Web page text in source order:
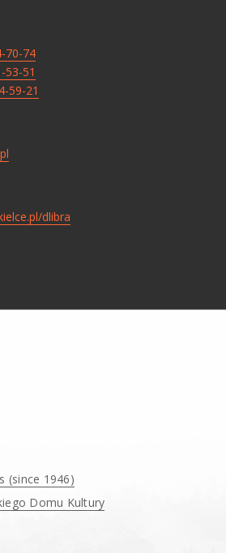
70-74
53-51
59-21
dlibra
(since 1946)
Domu Kultury